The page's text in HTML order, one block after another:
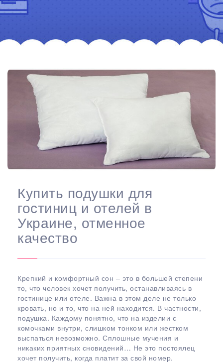
Купить подушки для
гостиниц и отелей в
Украине, отменное
качество
Крепкий и комфортный сон – это в большей степени
то, что человек хочет получить, останавливаясь в
гостинице или отеле. Важна в этом деле не только
кровать, но и то, что на ней находится. В частности,
подушка. Каждому понятно, что на изделии с
комочками внутри, слишком тонком или жестком
выспаться невозможно. Сплошные мучения и
никаких приятных сновидений… Не это постоялец
хочет получить, когда платит за свой номер.